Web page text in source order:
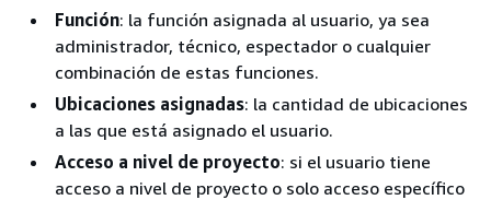
Función: la función asignada al usuario, ya sea
administrador, técnico, espectador o cualquier
combinación de estas funciones.
Ubicaciones asignadas: la cantidad de ubicaciones
a las que está asignado el usuario.
Acceso a nivel de proyecto: si el usuario tiene
acceso a nivel de proyecto o solo acceso específico